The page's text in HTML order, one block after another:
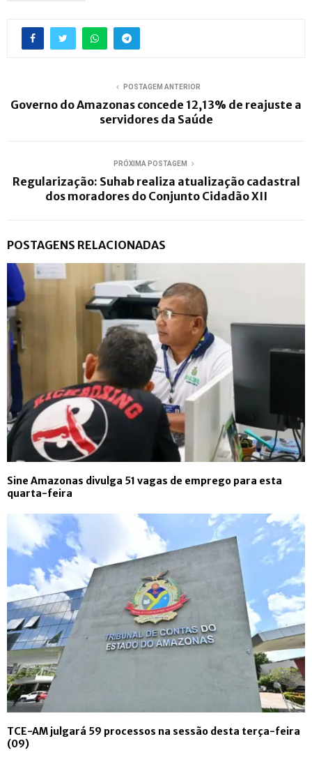
POSTAGEM ANTERIOR
Governo do Amazonas concede 12,13% de reajuste a
servidores da Saúde
PRÓXIMA POSTAGEM
Regularização: Suhab realiza atualização cadastral
dos moradores do Conjunto Cidadão XII
POSTAGENS RELACIONADAS
Sine Amazonas divulga 51 vagas de emprego para esta
quarta-feira
TCE-AM julgará 59 processos na sessão desta terça-feira
(09)